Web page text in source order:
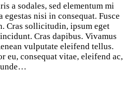
a sodales, sed elementum mi
nisi in consequat. Fusce
Cras sollicitudin, ipsum eget
Cras dapibus. Vivamus
vulputate eleifend tellus.
eu, consequat vitae, eleifend ac,
unde…